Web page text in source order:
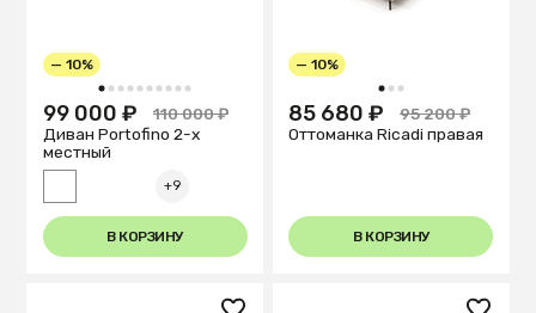
1 2 3 4 5 6 7 8 9 10
— 10%
99 000 ₽
110 000 ₽
Диван Portofino 2-х
местный
+9
В КОРЗИНУ
1 2 3
— 10%
85 680 ₽
95 200 ₽
Оттоманка Ricadi правая
В КОРЗИНУ